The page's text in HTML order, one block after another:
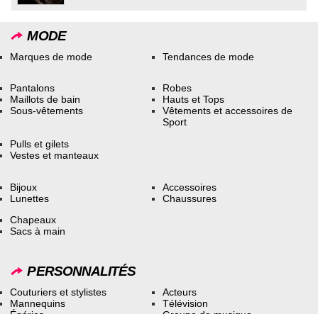
MODE
Marques de mode Tendances de mode
Pantalons
Maillots de bain
Sous-vêtements
Robes
Hauts et Tops
Vêtements et accessoires de
Sport
Pulls et gilets
Vestes et manteaux
Bijoux
Lunettes
Accessoires
Chaussures
Chapeaux
Sacs à main
PERSONNALITÉS
Couturiers et stylistes
Mannequins
Acteurs
Télévision